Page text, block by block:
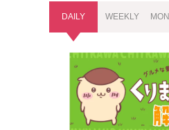
DAILY WEEKLY